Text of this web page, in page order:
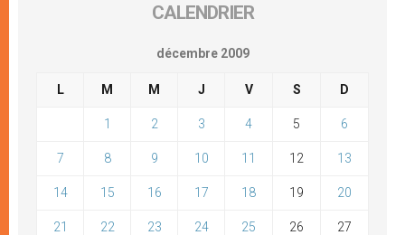
CALENDRIER
décembre 2009
L M M J V S D
1 2 3 4 5 6
7 8 9 10 11 12 13
14 15 16 17 18 19 20
21 22 23 24 25 26 27